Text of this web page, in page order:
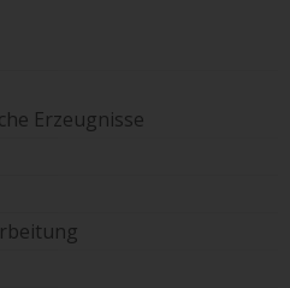
Erzeugnisse